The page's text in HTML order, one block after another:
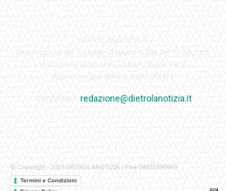
redazione@dietrolanotizia.it
© Copyright - 2025 DIETROLANOTIZIA | P.Iva 04852590969
Termini e Condizioni